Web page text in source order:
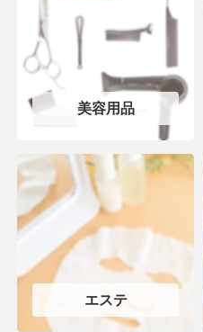
美容用品
エステ